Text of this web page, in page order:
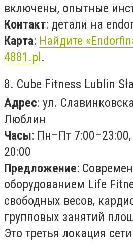
включены, опытные
Контакт: детали на
Карта: Найдите
4881.pl .
8. Cube Fitness Lublin
Адрес: ул.
Люблин
Часы: Пн–Пт
20:00
Предложение:
оборудованием Life
свободных весов,
групповых занятий
Это третья локация